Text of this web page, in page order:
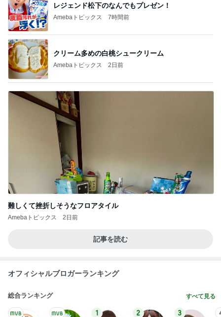
レジェンド松下のなんでもプレゼン！
Amebaトピックス 7時間前
クリーム多めの白桃シュークリーム
Amebaトピックス 2日前
難しくて挫折しそうなフロアタイル
Amebaトピックス 2日前
記事を読む
オフィシャルブロガーランキング
総合ランキング すべて見る
1 2 3